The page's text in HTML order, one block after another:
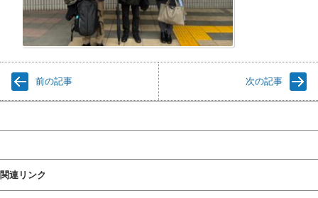
前の記事 次の記事
関連リンク